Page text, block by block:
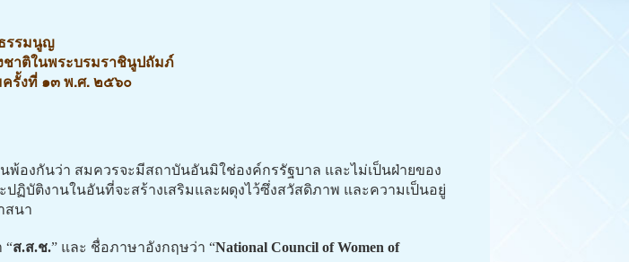
รรมนูญ
าติในพระบรมราชินูปถัมภ์
ครั้งที่ ๑๓ พ.ศ. ๒๕๖๐
งกันว่า สมควรจะมีสถาบันอันมิใช่องค์กรรัฐบาล และไม่เป็นฝ่ายของ
ฏิบัติงานในอันที่จะสร้างเสริมและผดุงไว้ซึ่งสวัสดิภาพ และความเป็นอยู่
สนา
“ส.ส.ช.” และ ชื่อภาษาอังกฤษว่า “National Council of Women of